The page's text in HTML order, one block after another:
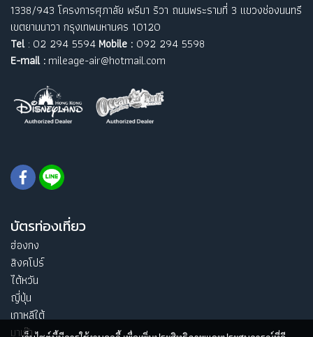
1338/943 โครงการศุภาลัย พรีมา ริวา ถนนพระรามที่ 3 แขวงช่องนนทรี
เขตยานนาวา กรุงเทพมหานคร 10120
Tel: 02 294 5594 Mobile : 092 294 5598
E-mail : mileage-air@hotmail.com
บัตรท่องเที่ยว
ฮ่องกง
สิงคโปร์
ไต้หวัน
ญี่ปุ่น
เกาหลีใต้
มาเก๊า